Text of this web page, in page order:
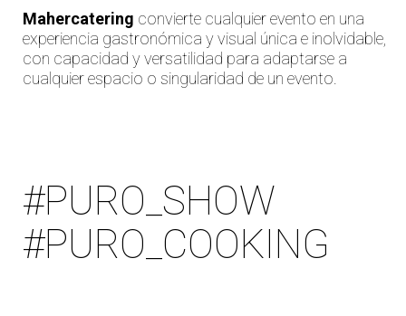
Mahercatering convierte cualquier evento en una
experiencia gastronómica y visual única e inolvidable,
con capacidad y versatilidad para adaptarse a
cualquier espacio o singularidad de un evento.
#PURO_SHOW
#PURO_COOKING